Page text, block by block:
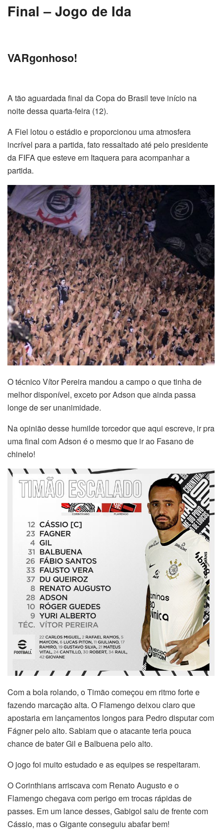
Final – Jogo de Ida
VARgonhoso!
A tão aguardada final da Copa do Brasil teve início na
noite dessa quarta-feira (12).
A Fiel lotou o estádio e proporcionou uma atmosfera
incrível para a partida, fato ressaltado até pelo presidente
da FIFA que esteve em Itaquera para acompanhar a
partida.
O técnico Vítor Pereira mandou a campo o que tinha de
melhor disponível, exceto por Adson que ainda passa
longe de ser unanimidade.
Na opinião desse humilde torcedor que aqui escreve, ir pra
uma final com Adson é o mesmo que ir ao Fasano de
chinelo!
Com a bola rolando, o Timão começou em ritmo forte e
fazendo marcação alta. O Flamengo deixou claro que
apostaria em lançamentos longos para Pedro disputar com
Fágner pelo alto. Sabiam que o atacante teria pouca
chance de bater Gil e Balbuena pelo alto.
O jogo foi muito estudado e as equipes se respeitaram.
O Corinthians arriscava com Renato Augusto e o
Flamengo chegava com perigo em trocas rápidas de
passes. Em um lance desses, Gabigol saiu de frente com
Cássio, mas o Gigante conseguiu abafar bem!